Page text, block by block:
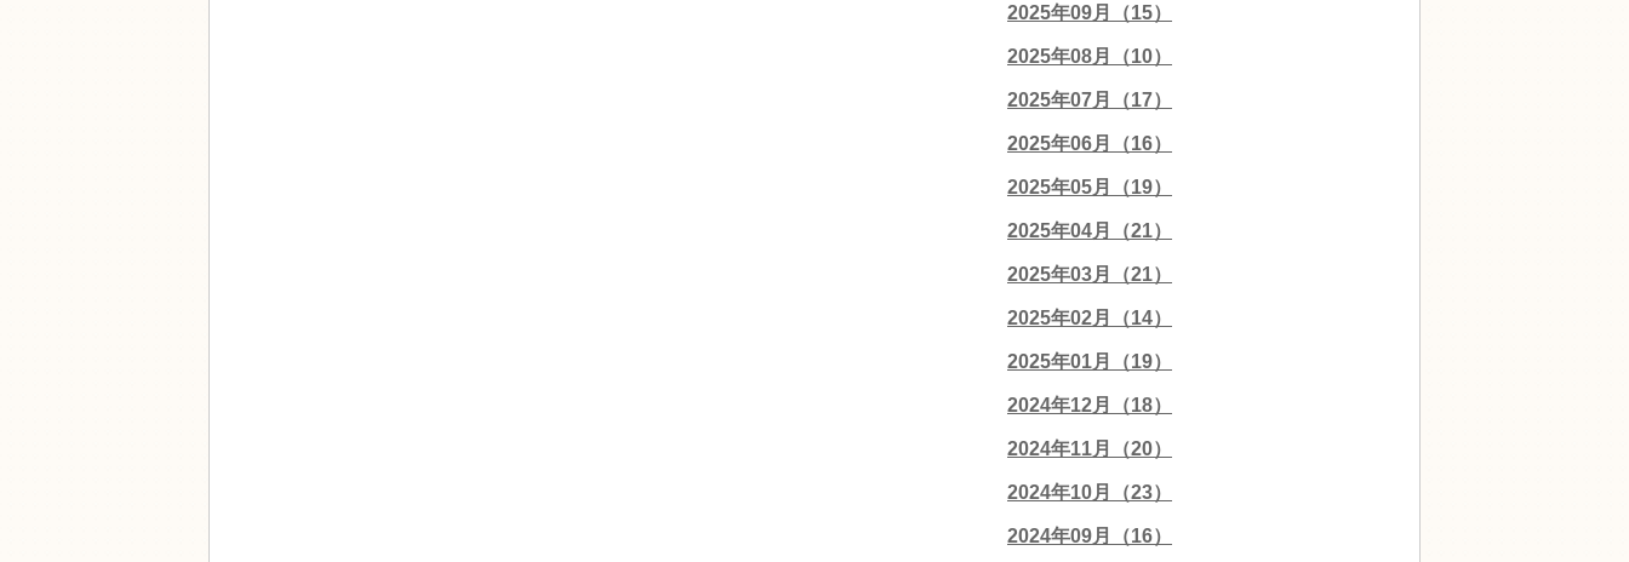
2025年09月（15）
2025年08月（10）
2025年07月（17）
2025年06月（16）
2025年05月（19）
2025年04月（21）
2025年03月（21）
2025年02月（14）
2025年01月（19）
2024年12月（18）
2024年11月（20）
2024年10月（23）
2024年09月（16）